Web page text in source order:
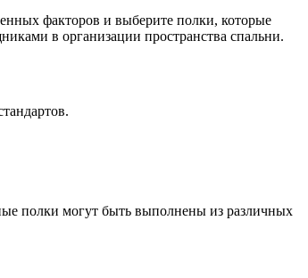
факторов и выберите полки, которые
в организации пространства спальни.
полки могут быть выполнены из различных